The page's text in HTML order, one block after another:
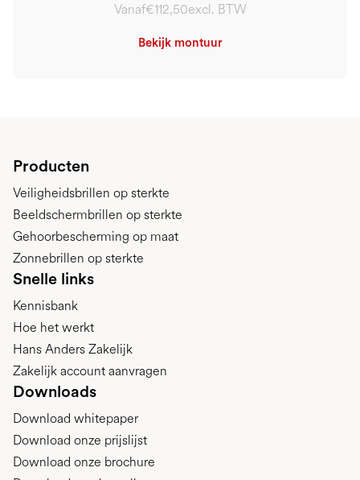
Vanaf€112,50excl. BTW
Bekijk montuur
Producten
Veiligheidsbrillen op sterkte
Beeldschermbrillen op sterkte
Gehoorbescherming op maat
Zonnebrillen op sterkte
Snelle links
Kennisbank
Hoe het werkt
Hans Anders Zakelijk
Zakelijk account aanvragen
Downloads
Download whitepaper
Download onze prijslijst
Download onze brochure